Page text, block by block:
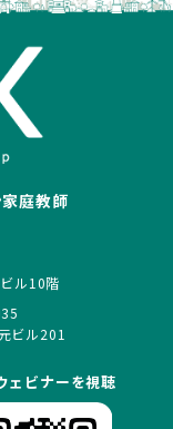
庭教師
ル10階
ビル201
ェビナーを視聴